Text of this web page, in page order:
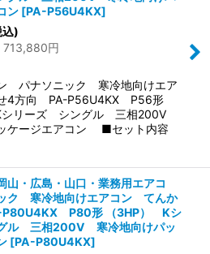
ン [PA-P56U4KX]
込)
713,880円
パナソニック 寒冷地向けエア
4方向 PA-P56U4KX P56形
シリーズ シングル 三相200V
ケージエアコン ■セット内容
山・広島・山口・業務用エアコ
ク 寒冷地向けエアコン てんか
P80形 （3HP） Kシ
ル 三相200V 寒冷地向けパッ
[PA-P80U4KX]